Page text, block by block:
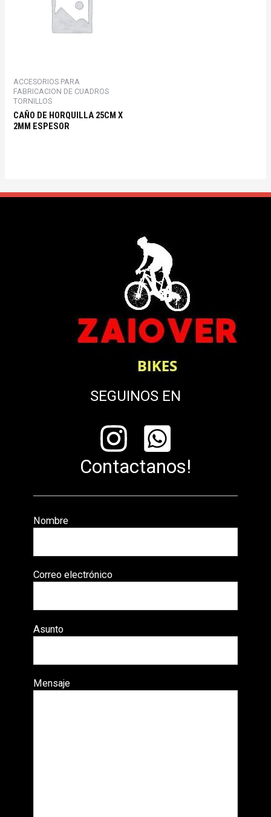
ACCESORIOS PARA
FABRICACION DE CUADROS
TORNILLOS
CAÑO DE HORQUILLA 25CM X
2MM ESPESOR
SEGUINOS EN
Contactanos!
Nombre
Correo electrónico
Asunto
Mensaje